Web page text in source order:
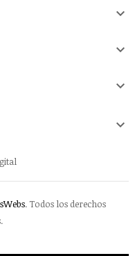




. Todos los derechos